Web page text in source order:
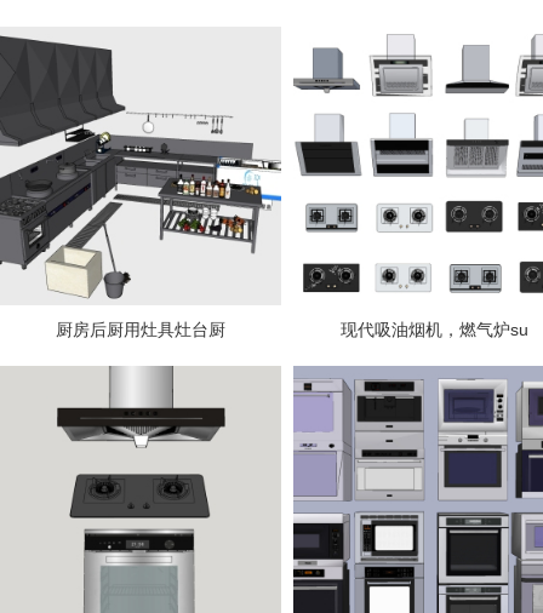
厨房后厨用灶具灶台厨 现代吸油烟机，燃气炉su